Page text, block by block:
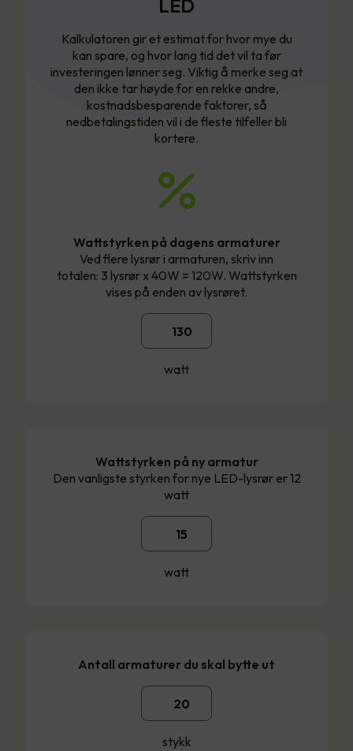
LED
Kalkulatoren gir et estimat for hvor mye du
kan spare, og hvor lang tid det vil ta før
investeringen lønner seg. Viktig å merke seg at
den ikke tar høyde for en rekke andre,
kostnadsbesparende faktorer, så
nedbetalingstiden vil i de fleste tilfeller bli
kortere.
Wattstyrken på dagens armaturer
Ved flere lysrør i armaturen, skriv inn
totalen: 3 lysrør x 40W = 120W. Wattstyrken
vises på enden av lysrøret.
watt
Wattstyrken på ny armatur
Den vanligste styrken for nye LED-lysrør er 12
watt
watt
Antall armaturer du skal bytte ut
stykk